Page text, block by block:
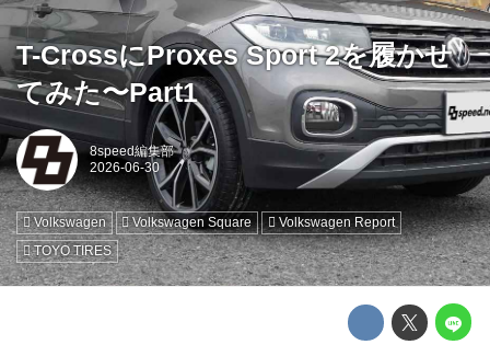
T-CrossにProxes Sport 2を履かせ
てみた〜Part1
8speed編集部
Volkswagen Volkswagen Square
Volkswagen Report
TOYO TIRES